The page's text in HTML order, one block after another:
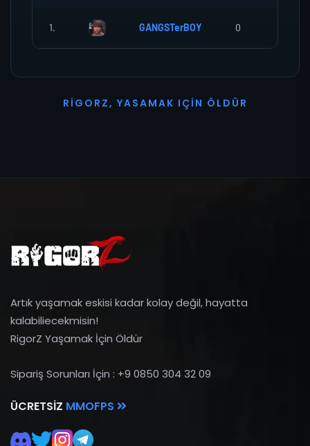
1. GANGSTerBOY 0
R I G O R Z, YASAMAK I ÇI N Ö L D Ü R
Artık yaşamak eskisi kadar kolay değil, hayatta
kalabiliecekmisin!
RigorZ Yaşamak İçin Öldür
Sipariş Sorunları İçin : +9 0850 304 32 09
ÜCRETSIZ MMOFPS